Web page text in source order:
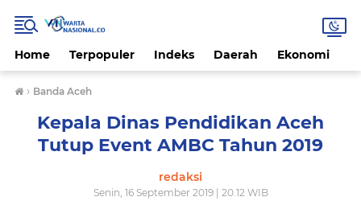
Home Terpopuler Indeks Daerah Ekonomi
› Banda Aceh
Kepala Dinas Pendidikan Aceh
Tutup Event AMBC Tahun 2019
redaksi
Senin, 16 September 2019 | 20.12 WIB